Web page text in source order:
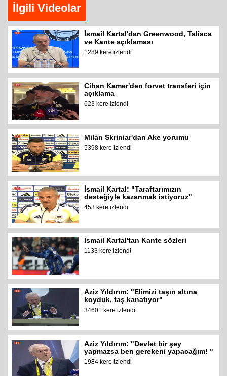
İlgili Videolar
İsmail Kartal'dan Greenwood, Talisca
ve Kante açıklaması
1289 kere izlendi
Cihan Kamer'den forvet transferi için
açıklama
623 kere izlendi
Milan Skriniar'dan Ake yorumu
5398 kere izlendi
İsmail Kartal: "Taraftarımızın
desteğiyle kazanmak istiyoruz"
453 kere izlendi
İsmail Kartal'tan Kante sözleri
1133 kere izlendi
Aziz Yıldırım: "Elimizi taşın altına
koyduk, taş kanatıyor"
34601 kere izlendi
Aziz Yıldırım: "Devlet bir şey
yapmazsa ben gerekeni yapacağım! "
1984 kere izlendi